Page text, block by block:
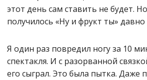
этот день сам ставить не будет.
получилось «Ну и фрукт ты» давно
Я один раз повредил ногу за 10
спектакля. И с разорванной
его сыграл. Это была пытка. Даже